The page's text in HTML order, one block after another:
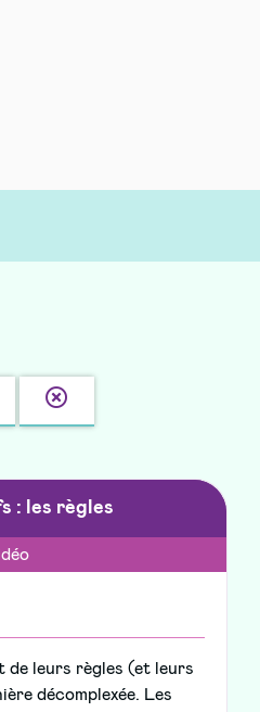
la
: les règles
de leurs règles (et leurs
décomplexée. Les